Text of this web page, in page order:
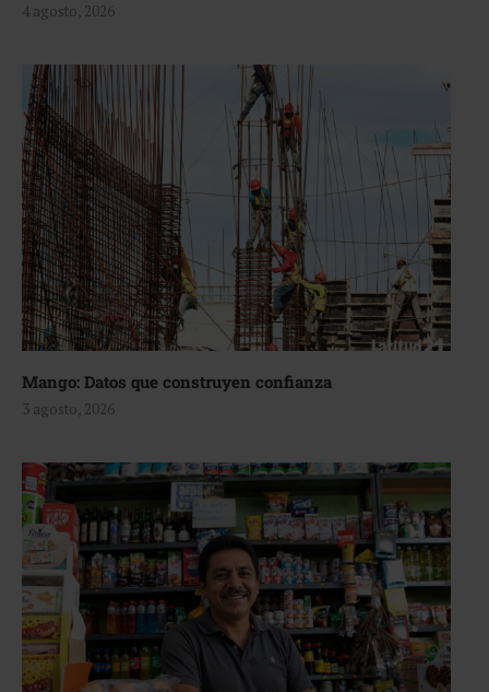
4 agosto, 2026
Mango: Datos que construyen confianza
3 agosto, 2026